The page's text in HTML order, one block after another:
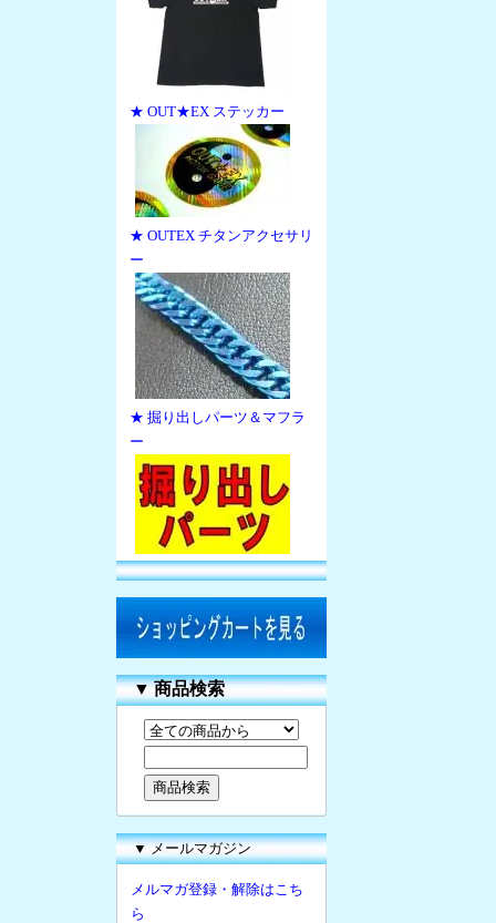
★ OUT★EX ステッカー
★ OUTEX チタンアクセサリ
ー
★ 掘り出しパーツ＆マフラ
ー
▼商品検索
▼ メールマガジン
メルマガ登録・解除はこち
ら